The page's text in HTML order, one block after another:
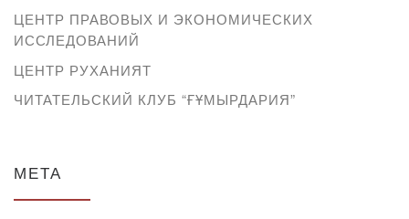
ЦЕНТР ПРАВОВЫХ И ЭКОНОМИЧЕСКИХ
ИССЛЕДОВАНИЙ
ЦЕНТР РУХАНИЯТ
ЧИТАТЕЛЬСКИЙ КЛУБ “ҒҰМЫРДАРИЯ”
МЕТА